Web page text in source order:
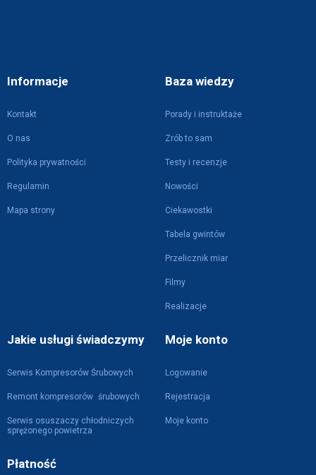
Informacje
Kontakt
O nas
Polityka prywatności
Regulamin
Mapa strony
Baza wiedzy
Porady i instruktaże
Zrób to sam
Testy i recenzje
Nowości
Ciekawostki
Tabela gwintów
Przelicznik miar
Filmy
Realizacje
Jakie usługi świadczymy
Serwis Kompresorów Śrubowych
Remont kompresorów śrubowych
Serwis osuszaczy chłodniczych
sprężonego powietrza
Moje konto
Logowanie
Rejestracja
Moje konto
Płatność